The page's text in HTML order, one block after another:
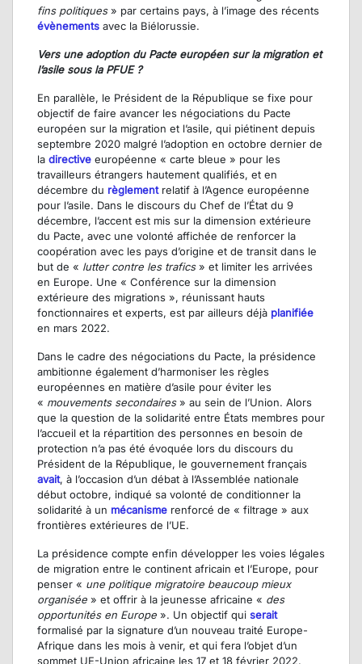
fins politiques» par certains pays, à l’image des récents
évènements avec la Biélorussie.
Vers une adoption du Pacte européen sur la migration et
l’asile sous la PFUE ?
En parallèle, le Président de la République se fixe pour
objectif de faire avancer les négociations du Pacte
européen sur la migration et l’asile, qui piétinent depuis
septembre 2020 malgré l’adoption en octobre dernier de
la directive européenne « carte bleue » pour les
travailleurs étrangers hautement qualifiés, et en
décembre du règlementrelatif à l’Agence européenne
pour l’asile. Dans le discours du Chef de l’État du 9
décembre, l’accent est mis sur la dimension extérieure
du Pacte, avec une volonté affichée de renforcer la
coopération avec les pays d’origine et de transit dans le
but de « lutter contre les trafics» et limiter les arrivées
en Europe. Une « Conférence sur la dimension
extérieure des migrations », réunissant hauts
fonctionnaires et experts, est par ailleurs déjà planifiée
en mars 2022.
Dans le cadre des négociations du Pacte, la présidence
ambitionne également d’harmoniser les règles
européennes en matière d’asile pour éviter les
« mouvements secondaires» au sein de l’Union. Alors
que la question de la solidarité entre États membres pour
l’accueil et la répartition des personnes en besoin de
protection n’a pas été évoquée lors du discours du
Président de la République, le gouvernement français
avait, à l’occasion d’un débat à l’Assemblée nationale
début octobre, indiqué sa volonté de conditionner la
solidarité à un mécanisme renforcé de « filtrage » aux
frontières extérieures de l’UE.
La présidence compte enfin développer les voies légales
de migration entre le continent africain et l’Europe, pour
penser « une politique migratoire beaucoup mieux
organisée » et offrir à la jeunesse africaine « des
opportunités en Europe ». Un objectif qui serait
formalisé par la signature d’un nouveau traité Europe-
Afrique dans les mois à venir, et qui fera l’objet d’un
sommet UE-Union africaine les 17 et 18 février 2022.